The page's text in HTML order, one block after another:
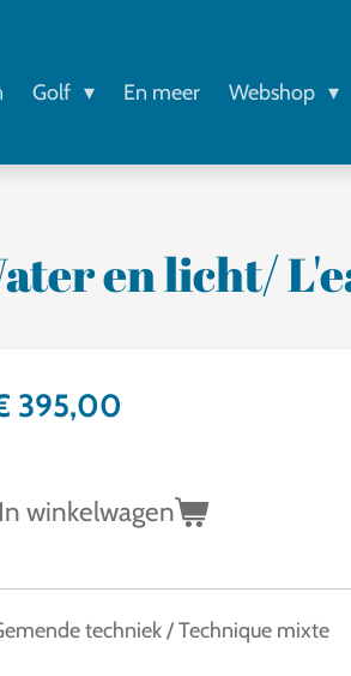
Golf En meer Webshop
en licht/
395,00
In winkelwagen
techniek / Technique mixte